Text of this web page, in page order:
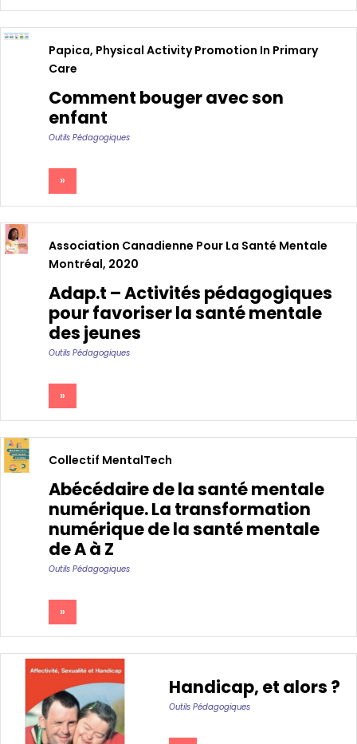
Comment bouger avec son
enfant
Outils Pédagogiques
Papica, Physical Activity Promotion In Primary
Care
»
Adap.t – Activités pédagogiques
pour favoriser la santé mentale
des jeunes
Outils Pédagogiques
Association Canadienne Pour La Santé Mentale
Montréal, 2020
»
Abécédaire de la santé mentale
numérique. La transformation
numérique de la santé mentale
de A à Z
Outils Pédagogiques
Collectif MentalTech
»
Handicap, et alors ?
Outils Pédagogiques